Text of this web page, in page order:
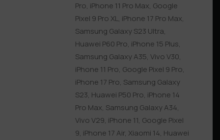
Pro, iPhone 11 Pro Max, Google
Pixel 9 Pro XL, iPhone 17 Pro Max,
Samsung Galaxy S23 Ultra,
Huawei P60 Pro, iPhone 15 Plus,
Samsung Galaxy A35, Vivo V30,
iPhone 11 Pro, Google Pixel 9 Pro,
iPhone 17 Pro, Samsung Galaxy
S23, Huawei P50 Pro, iPhone 14
Pro Max, Samsung Galaxy A34,
Vivo V29, iPhone 11, Google Pixel
9, iPhone 17 Air, Xiaomi 14, Huawei